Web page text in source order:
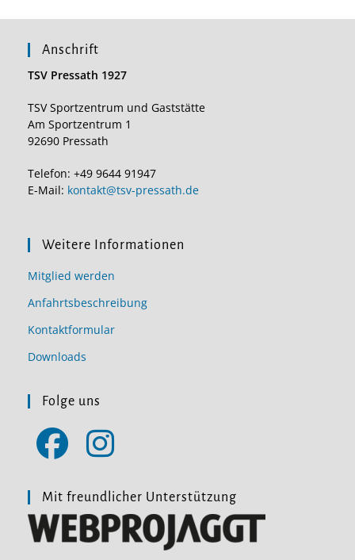
Anschrift
TSV Pressath 1927
TSV Sportzentrum und Gaststätte
Am Sportzentrum 1
92690 Pressath
Telefon: +49 9644 91947
E-Mail: kontakt@tsv-pressath.de
Weitere Informationen
Mitglied werden
Anfahrtsbeschreibung
Kontaktformular
Downloads
Folge uns
in
a
new
tab
a
new
tab
Mit freundlicher Unterstützung